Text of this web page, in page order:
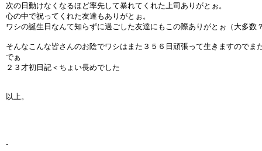
次の日動けなくなるほど率先して暴れてくれた上司ありがとぉ。
心の中で祝ってくれた友達もありがとぉ。
ワシの誕生日なんて知らずに過ごした友達にもこの際ありがとぉ（大多数
そんなこんな皆さんのお陰でワシはまた３５６日頑張って生きますのでま
でぁ
２３才初日記＜ちょい長めでした
以上。
-